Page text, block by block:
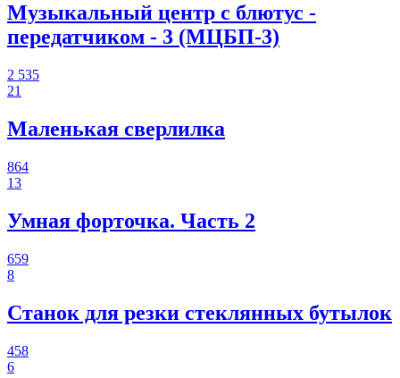
Музыкальный центр с блютус -
передатчиком - 3 (МЦБП-3)
2 535
21
Маленькая сверлилка
864
13
Умная форточка. Часть 2
659
8
Станок для резки стеклянных бутылок
458
6